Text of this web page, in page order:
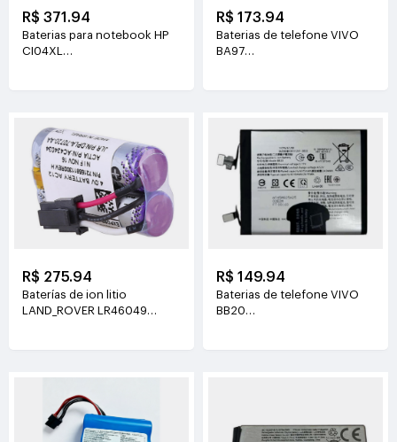
R$ 371.94
Baterias para notebook HP
CI04XL
R$ 173.94
Baterias de telefone VIVO
BA97
R$ 275.94
Baterías de ion litio
LAND_ROVER LR46049
R$ 149.94
Baterias de telefone VIVO
BB20